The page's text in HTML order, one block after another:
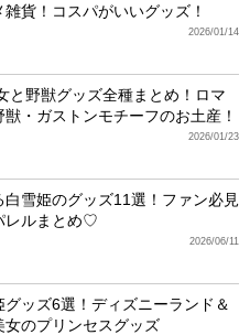
貨！コスパがいいグッズ！
2026/01/14
と野獣グッズ全種まとめ！ロマ
・ガストンモチーフのお土産！
2026/01/23
雪姫のグッズ11選！ファン必見
レルまとめ♡
2026/06/11
グッズ6選！ディズニーランド＆
女のプリンセスグッズ